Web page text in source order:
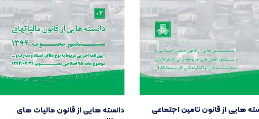
هایی از قانون تامین اجتماعی
دانسته هایی از قانون مالیات های